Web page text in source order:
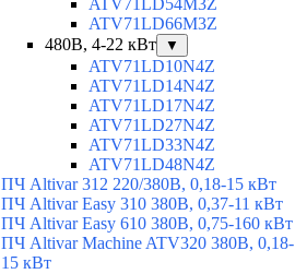
ATV71LD54M3Z
ATV71LD66M3Z
480В, 4-22 кВт
▼
ATV71LD10N4Z
ATV71LD14N4Z
ATV71LD17N4Z
ATV71LD27N4Z
ATV71LD33N4Z
ATV71LD48N4Z
ПЧ Altivar 312 220/380В, 0,18-15 кВт
ПЧ Altivar Easy 310 380В, 0,37-11 кВт
ПЧ Altivar Easy 610 380В, 0,75-160 кВт
ПЧ Altivar Machine ATV320 380В, 0,18-
15 кВт